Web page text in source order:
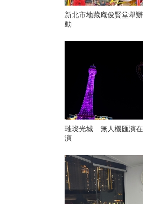
新北市地藏庵俊賢堂舉
動
璀璨光城 無人機匯演在
演